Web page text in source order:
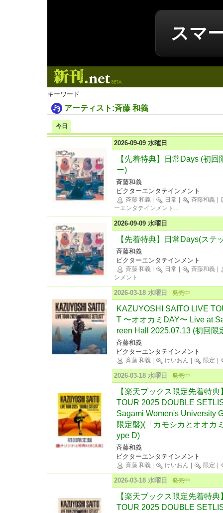
スマ
キーワード
アーティスト:斉藤 和義
今日
2026-09-09 水曜日
【先着特典】日常Days (初
ー)
斉藤和義
ビクターエンタテインメント
斉藤 和義 日常 斉藤和義
ーエンタテインメント ...
2026-09-09 水曜日
【先着特典】日常Days(ステ
斉藤和義
ビクターエンタテインメント
斉藤 和義 日常 斉藤和義
ンメント
2026-03-18 水曜日 発売中
KAZUYOSHI SAITO LIVE
T 〜オオカミDAY〜 Live at
reen Hall 2025.07.13 (初回限
斉藤和義
ビクターエンタテインメント
斉藤 和義 けいおん 限定
2026-03-18 水曜日 発売中
【楽天ブックス限定先着特
TOUR 2025 DOUBLE
Sagami Women's University
限定盤)(「カモシカとオオカ
ype D)
斉藤和義
ビクターエンタテインメント
斉藤 和義 けいおん 限定
2026-03-18 水曜日 発売中
【楽天ブックス限定先着特
TOUR 2025 DOUBLE